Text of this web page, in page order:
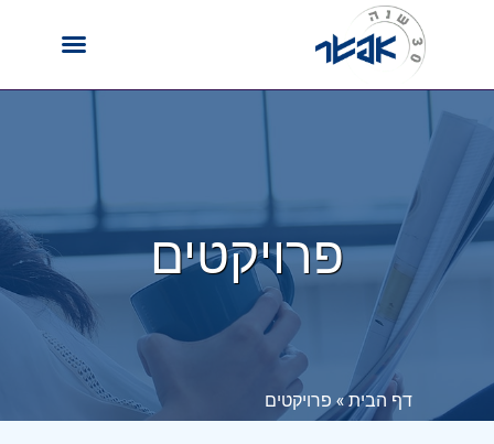
פרויקטים
דף הבית»פרויקטים